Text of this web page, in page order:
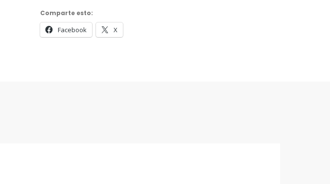
Comparte esto:
Facebook X